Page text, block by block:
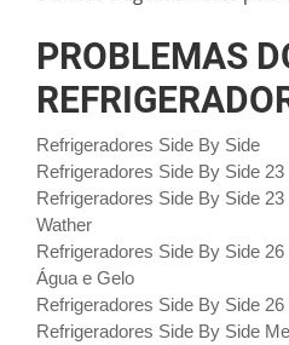
PROBLEMAS
Refrigeradores Side By Side
Refrigeradores Side By Side 23
Refrigeradores Side By Side
Wather
Refrigeradores Side By Side
Água e Gelo
Refrigeradores Side By Side 26
Refrigeradores Side By Side